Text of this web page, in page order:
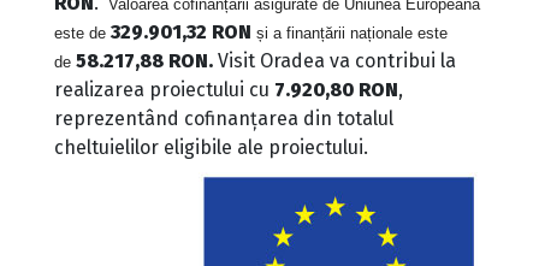
Valoarea cofinanțării asigurate de Uniunea Europeană
este de 329.901,32 RON și a finanțării naționale este
de 58.217,88 RON. Visit Oradea va contribui la
realizarea proiectului cu 7.920,80 RON,
reprezentând cofinanțarea din totalul
cheltuielilor eligibile ale proiectului.